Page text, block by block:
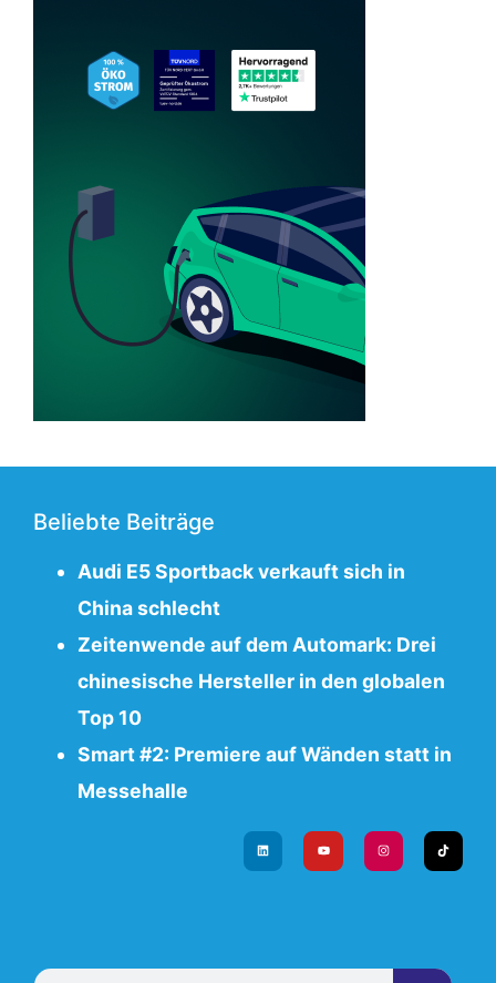
Beliebte Beiträge
Audi E5 Sportback verkauft sich in
China schlecht
Zeitenwende auf dem Automark: Drei
chinesische Hersteller in den globalen
Top 10
Smart #2: Premiere auf Wänden statt in
Messehalle